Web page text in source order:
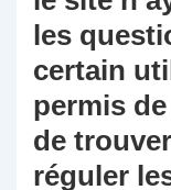
les
certain
permis
de
réguler